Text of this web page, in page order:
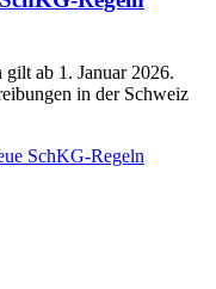
ab 1. Januar 2026.
in der Schweiz
SchKG-Regeln